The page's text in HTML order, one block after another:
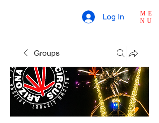
ME
NU
Log In
Groups